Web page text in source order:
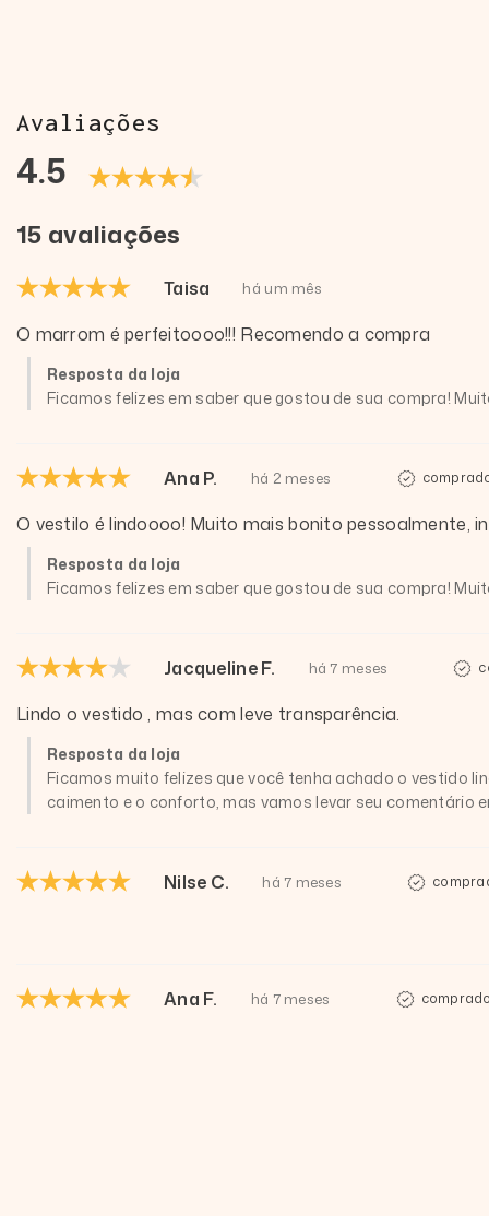
Avaliações
4.5
15 avaliações
Taisa há um mês
O marrom é perfeitoooo!!! Recomendo a compra
Resposta da loja
Ficamos felizes em saber que gostou de sua compra!
Ana P. há 2 meses
O vestilo é lindoooo! Muito mais bonito pessoalmente,
Resposta da loja
Ficamos felizes em saber que gostou de sua compra!
Jacqueline F. há 7 meses
Lindo o vestido , mas com leve transparência.
Resposta da loja
Ficamos muito felizes que você tenha achado o vestido
caimento e o conforto, mas vamos levar seu comentário
Nilse C. há 7 meses
Ana F. há 7 meses